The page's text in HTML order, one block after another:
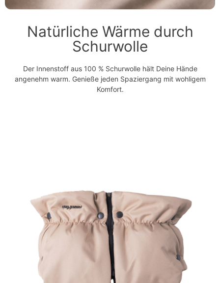
Natürliche Wärme durch
Schurwolle
Der Innenstoff aus 100 % Schurwolle hält Deine Hände
angenehm warm. Genieße jeden Spaziergang mit wohligem
Komfort.